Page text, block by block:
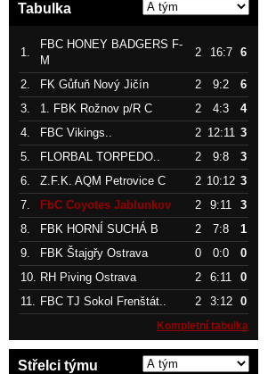
Tabulka
1.
FBC HONEY BADGERS F-
M
2 16:7 6
2. FK Gůfuň Nový Jičín 2 9:2
6
3.
1. FBK Rožnov p/R C 2 4:3
4
4.
FBC Vikings.. 2 12:11 3
5.
FLORBAL TORPEDO.. 2 9:8
3
6.
Z.F.K. AQM Petrovice C 2 10:12 3
7.
FbC Coyotes Jablunkov 2 9:11
3
8.
FBK HORNÍ SUCHÁ B 2 7:8
1
9.
FBK Štajgřy Ostrava 0 0:0
0
10. RH Piving Ostrava 2 6:11
0
11. FBC TJ Sokol Frenštát.. 2 3:12 0
Kompletní tabulka
Střelci týmu